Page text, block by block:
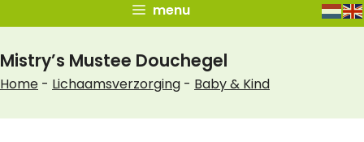
menu
Mistry’s Mustee Douchegel
Home - Lichaamsverzorging - Baby & Kind